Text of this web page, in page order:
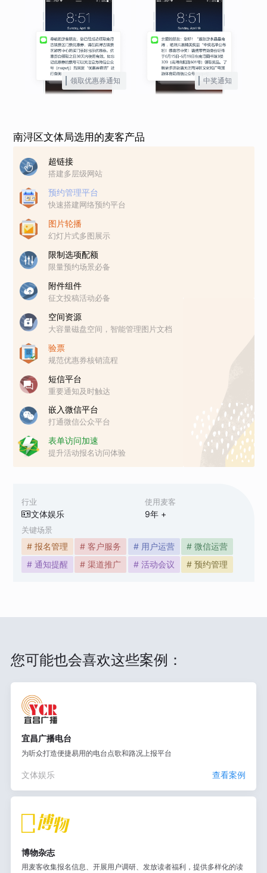
行业
文体娱乐
使用麦客
9年 +
关键场景
# 报名管理 # 客户服务 # 用户运营
# 微信运营
# 通知提醒
# 渠道推广 # 活动会议 # 预约管理
领取优惠券通知 中奖通知
南浔区文体局选用的麦客产品
超链接
搭建多层级网站
预约管理平台
快速搭建网络预约平台
图片轮播
幻灯片式多图展示
限制选项配额
限量预约场景必备
附件组件
征文投稿活动必备
空间资源
大容量磁盘空间，智能管理图片文档
验票
规范优惠券核销流程
短信平台
重要通知及时触达
嵌入微信平台
打通微信公众平台
表单访问加速
提升活动报名访问体验
您可能也会喜欢这些案例：
宜昌广播电台
为听众打造便捷易用的电台点歌和路况上报平台
文体娱乐 查看案例
博物杂志
用麦客收集报名信息、开展用户调研、发放读者福利，提供多样化的读